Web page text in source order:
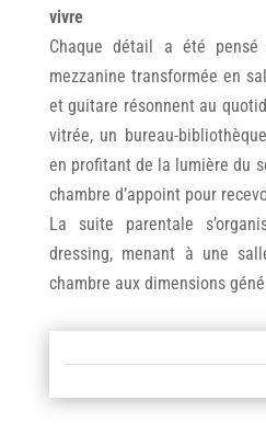
vivre
Chaque détail a été pensé
mezzanine transformée en
et guitare résonnent au
vitrée, un bureau-
en profitant de la lumière du
chambre d’appoint pour
La suite parentale
dressing, menant à une
chambre aux dimensions